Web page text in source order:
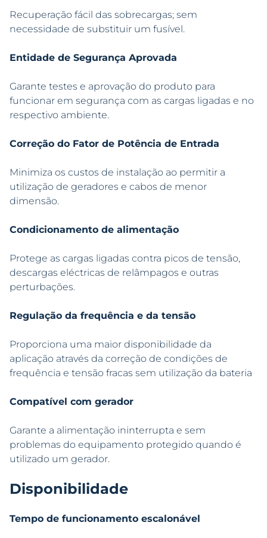
Recuperação fácil das sobrecargas; sem
necessidade de substituir um fusível.
Entidade de Segurança Aprovada
Garante testes e aprovação do produto para
funcionar em segurança com as cargas ligadas e no
respectivo ambiente.
Correção do Fator de Potência de Entrada
Minimiza os custos de instalação ao permitir a
utilização de geradores e cabos de menor
dimensão.
Condicionamento de alimentação
Protege as cargas ligadas contra picos de tensão,
descargas eléctricas de relâmpagos e outras
perturbações.
Regulação da frequência e da tensão
Proporciona uma maior disponibilidade da
aplicação através da correção de condições de
frequência e tensão fracas sem utilização da bateria
Compatível com gerador
Garante a alimentação ininterrupta e sem
problemas do equipamento protegido quando é
utilizado um gerador.
Disponibilidade
Tempo de funcionamento escalonável